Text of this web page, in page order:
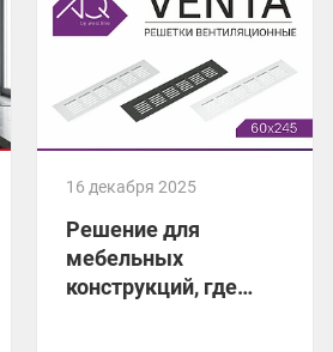
16 декабря 2025
Решение для
мебельных
конструкций, где